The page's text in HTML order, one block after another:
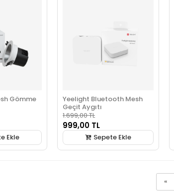
Gömme
Ekle
Yeelight Bluetooth Mesh
Geçit Aygıtı
1.699,00 TL
999,00 TL
Sepete Ekle
«